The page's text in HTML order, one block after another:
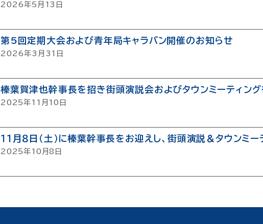
2026年5月13日
第5回定期大会および青年局キャラバン開催のお知らせ
2026年3月31日
榛葉賀津也幹事長を招き街頭演説会およびタウンミーティン
2025年11月10日
１１月８日（土）に榛葉幹事長をお迎えし、街頭演説＆タウンミ
2025年10月8日